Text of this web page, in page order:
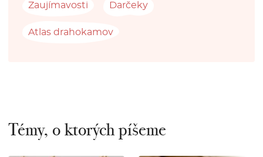
Zaujímavosti Darčeky
Atlas drahokamov
Témy, o ktorých píšeme